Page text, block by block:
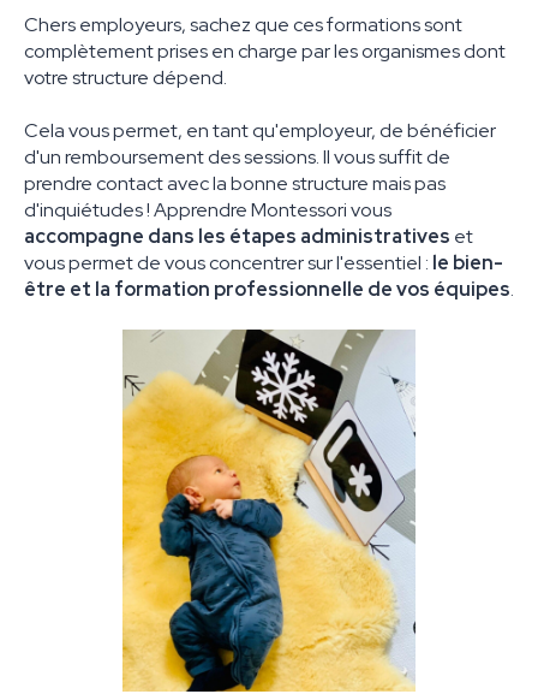
Chers employeurs, sachez que ces formations sont
complètement prises en charge par les organismes dont
votre structure dépend.
Cela vous permet, en tant qu'employeur, de bénéficier
d'un remboursement des sessions. Il vous suffit de
prendre contact avec la bonne structure mais pas
d'inquiétudes ! Apprendre Montessori vous
accompagne dans les étapes administratives et
vous permet de vous concentrer sur l'essentiel : le bien-
être et la formation professionnelle de vos équipes.